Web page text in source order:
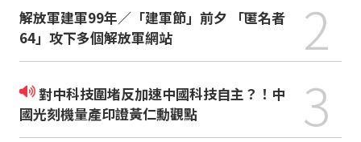
解放軍建軍99年／「建軍節」前夕 「匿名者
64」攻下多個解放軍網站
2
對中科技圍堵反加速中國科技自主？！中
國光刻機量產印證黃仁勳觀點
3